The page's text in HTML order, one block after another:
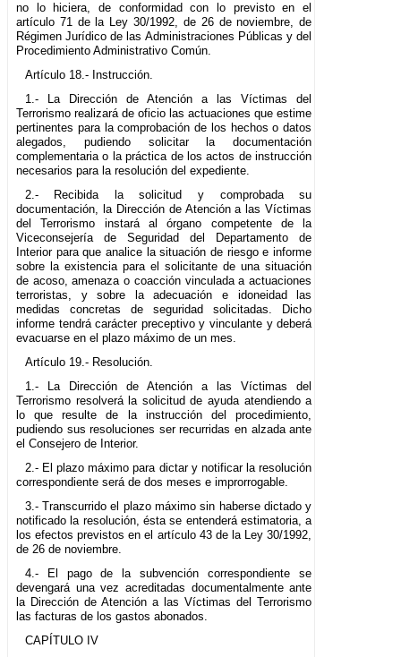
no lo hiciera, de conformidad con lo previsto en el
artículo 71 de la Ley 30/1992, de 26 de noviembre, de
Régimen Jurídico de las Administraciones Públicas y del
Procedimiento Administrativo Común.
Artículo 18.- Instrucción.
1.- La Dirección de Atención a las Víctimas del
Terrorismo realizará de oficio las actuaciones que estime
pertinentes para la comprobación de los hechos o datos
alegados, pudiendo solicitar la documentación
complementaria o la práctica de los actos de instrucción
necesarios para la resolución del expediente.
2.- Recibida la solicitud y comprobada su
documentación, la Dirección de Atención a las Víctimas
del Terrorismo instará al órgano competente de la
Viceconsejería de Seguridad del Departamento de
Interior para que analice la situación de riesgo e informe
sobre la existencia para el solicitante de una situación
de acoso, amenaza o coacción vinculada a actuaciones
terroristas, y sobre la adecuación e idoneidad las
medidas concretas de seguridad solicitadas. Dicho
informe tendrá carácter preceptivo y vinculante y deberá
evacuarse en el plazo máximo de un mes.
Artículo 19.- Resolución.
1.- La Dirección de Atención a las Víctimas del
Terrorismo resolverá la solicitud de ayuda atendiendo a
lo que resulte de la instrucción del procedimiento,
pudiendo sus resoluciones ser recurridas en alzada ante
el Consejero de Interior.
2.- El plazo máximo para dictar y notificar la resolución
correspondiente será de dos meses e improrrogable.
3.- Transcurrido el plazo máximo sin haberse dictado y
notificado la resolución, ésta se entenderá estimatoria, a
los efectos previstos en el artículo 43 de la Ley 30/1992,
de 26 de noviembre.
4.- El pago de la subvención correspondiente se
devengará una vez acreditadas documentalmente ante
la Dirección de Atención a las Víctimas del Terrorismo
las facturas de los gastos abonados.
CAPÍTULO IV